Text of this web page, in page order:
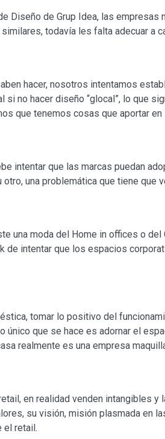
Diseño de Grup Idea, las
todavía les falta adecuar a
hacer, nosotros intentamos
si no hacer diseño “glocal”, lo que
que tenemos cosas que aportar en
intentar que las marcas puedan
otro, una problemática que tiene que
una moda del Home in offices o
de intentar que los espacios
tomar lo positivo del
único que se hace es adornar el
realmente es una empresa
en realidad venden intangibles
su visión, misión plasmada en
el retail.